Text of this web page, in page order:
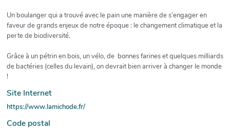
Un boulanger qui a trouvé avec le pain une manière de s’engager en
faveur de grands enjeux de notre époque : le changement climatique et la
perte de biodiversité.
Grâce à un pétrin en bois, un vélo, de bonnes farines et quelques milliards
de bactéries (celles du levain), on devrait bien arriver à changer le monde
!
Site Internet
https://www.lamichode.fr/
Code postal